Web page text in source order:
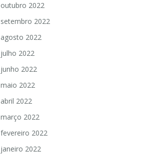
outubro 2022
setembro 2022
agosto 2022
julho 2022
junho 2022
maio 2022
abril 2022
março 2022
fevereiro 2022
janeiro 2022